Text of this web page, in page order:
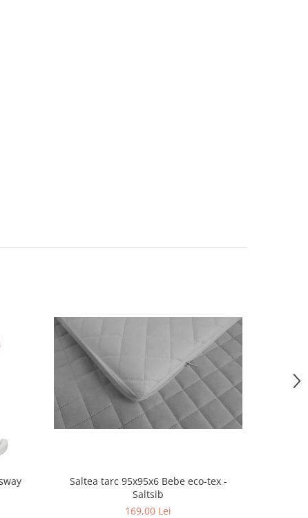
Saltea tarc 95x95x6 Bebe eco-tex -
Saltsib
169,00 Lei